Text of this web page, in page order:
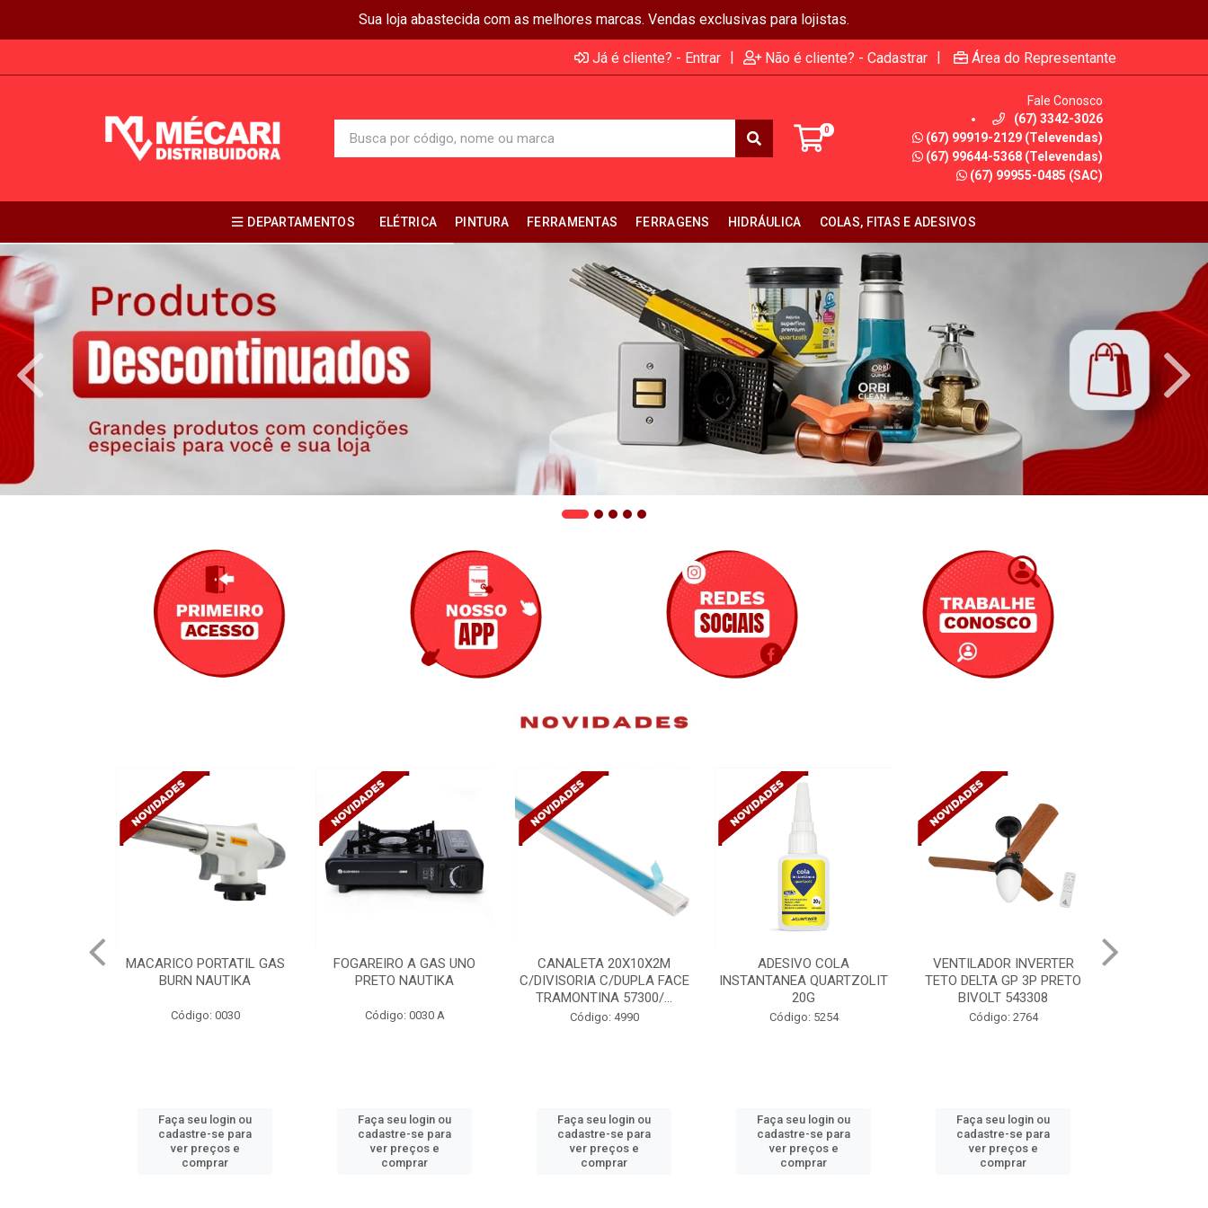
Sua loja abastecida com as melhores marcas. Vendas exclusivas para lojistas.
Já é cliente? - Entrar | Não é cliente? - Cadastrar | Área do Representante
0
Fale Conosco
(67) 3342-3026
(67) 99919-2129 (Televendas)
(67) 99644-5368 (Televendas)
(67) 99955-0485 (SAC)
DEPARTAMENTOS ELÉTRICA PINTURA FERRAMENTAS FERRAGENS HIDRÁULICA COLAS, FITAS E ADESIVOS
FOGAREIRO A GAS UNO
PRETO NAUTIKA
Código: 0030 A
Faça seu login ou
cadastre-se para
ver preços e
comprar
CANALETA 20X10X2M
C/DIVISORIA C/DUPLA FACE
Código: 4990
Faça seu login ou
cadastre-se para
ver preços e
comprar
ADESIVO COLA
INSTANTANEA QUARTZOLIT
20G
Código: 5254
Faça seu login ou
cadastre-se para
ver preços e
comprar
VENTILADOR INVERTER
TETO DELTA GP 3P PRETO
BIVOLT 543308
Código: 2764
Faça seu login ou
cadastre-se para
ver preços e
comprar
VENTILADOR INVERTER
TETO DELTA GP 3P PRETO
BIVOLT 543302
Código: 2765
Faça seu login ou
cadastre-se para
ver preços e
comprar